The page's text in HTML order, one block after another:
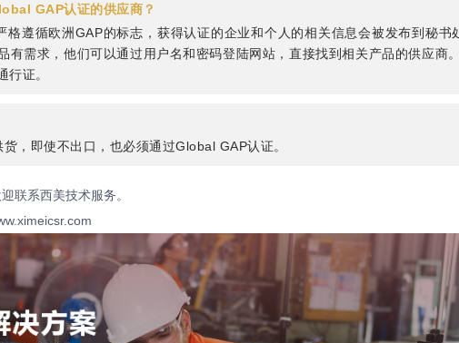
GAP认证的供应商？
遵循欧洲GAP的标志，获得认证的企业和个人的相关信息会被发布到秘书
有需求，他们可以通过用户名和密码登陆网站，直接找到相关产品的供应商
证。
，即使不出口，也必须通过Global GAP认证。
联系西美技术服务。